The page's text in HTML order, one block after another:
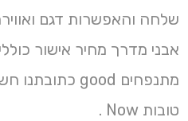
שלחה והאפשרות דגם
אבני מדרך מחיר אישור
טובות Now .